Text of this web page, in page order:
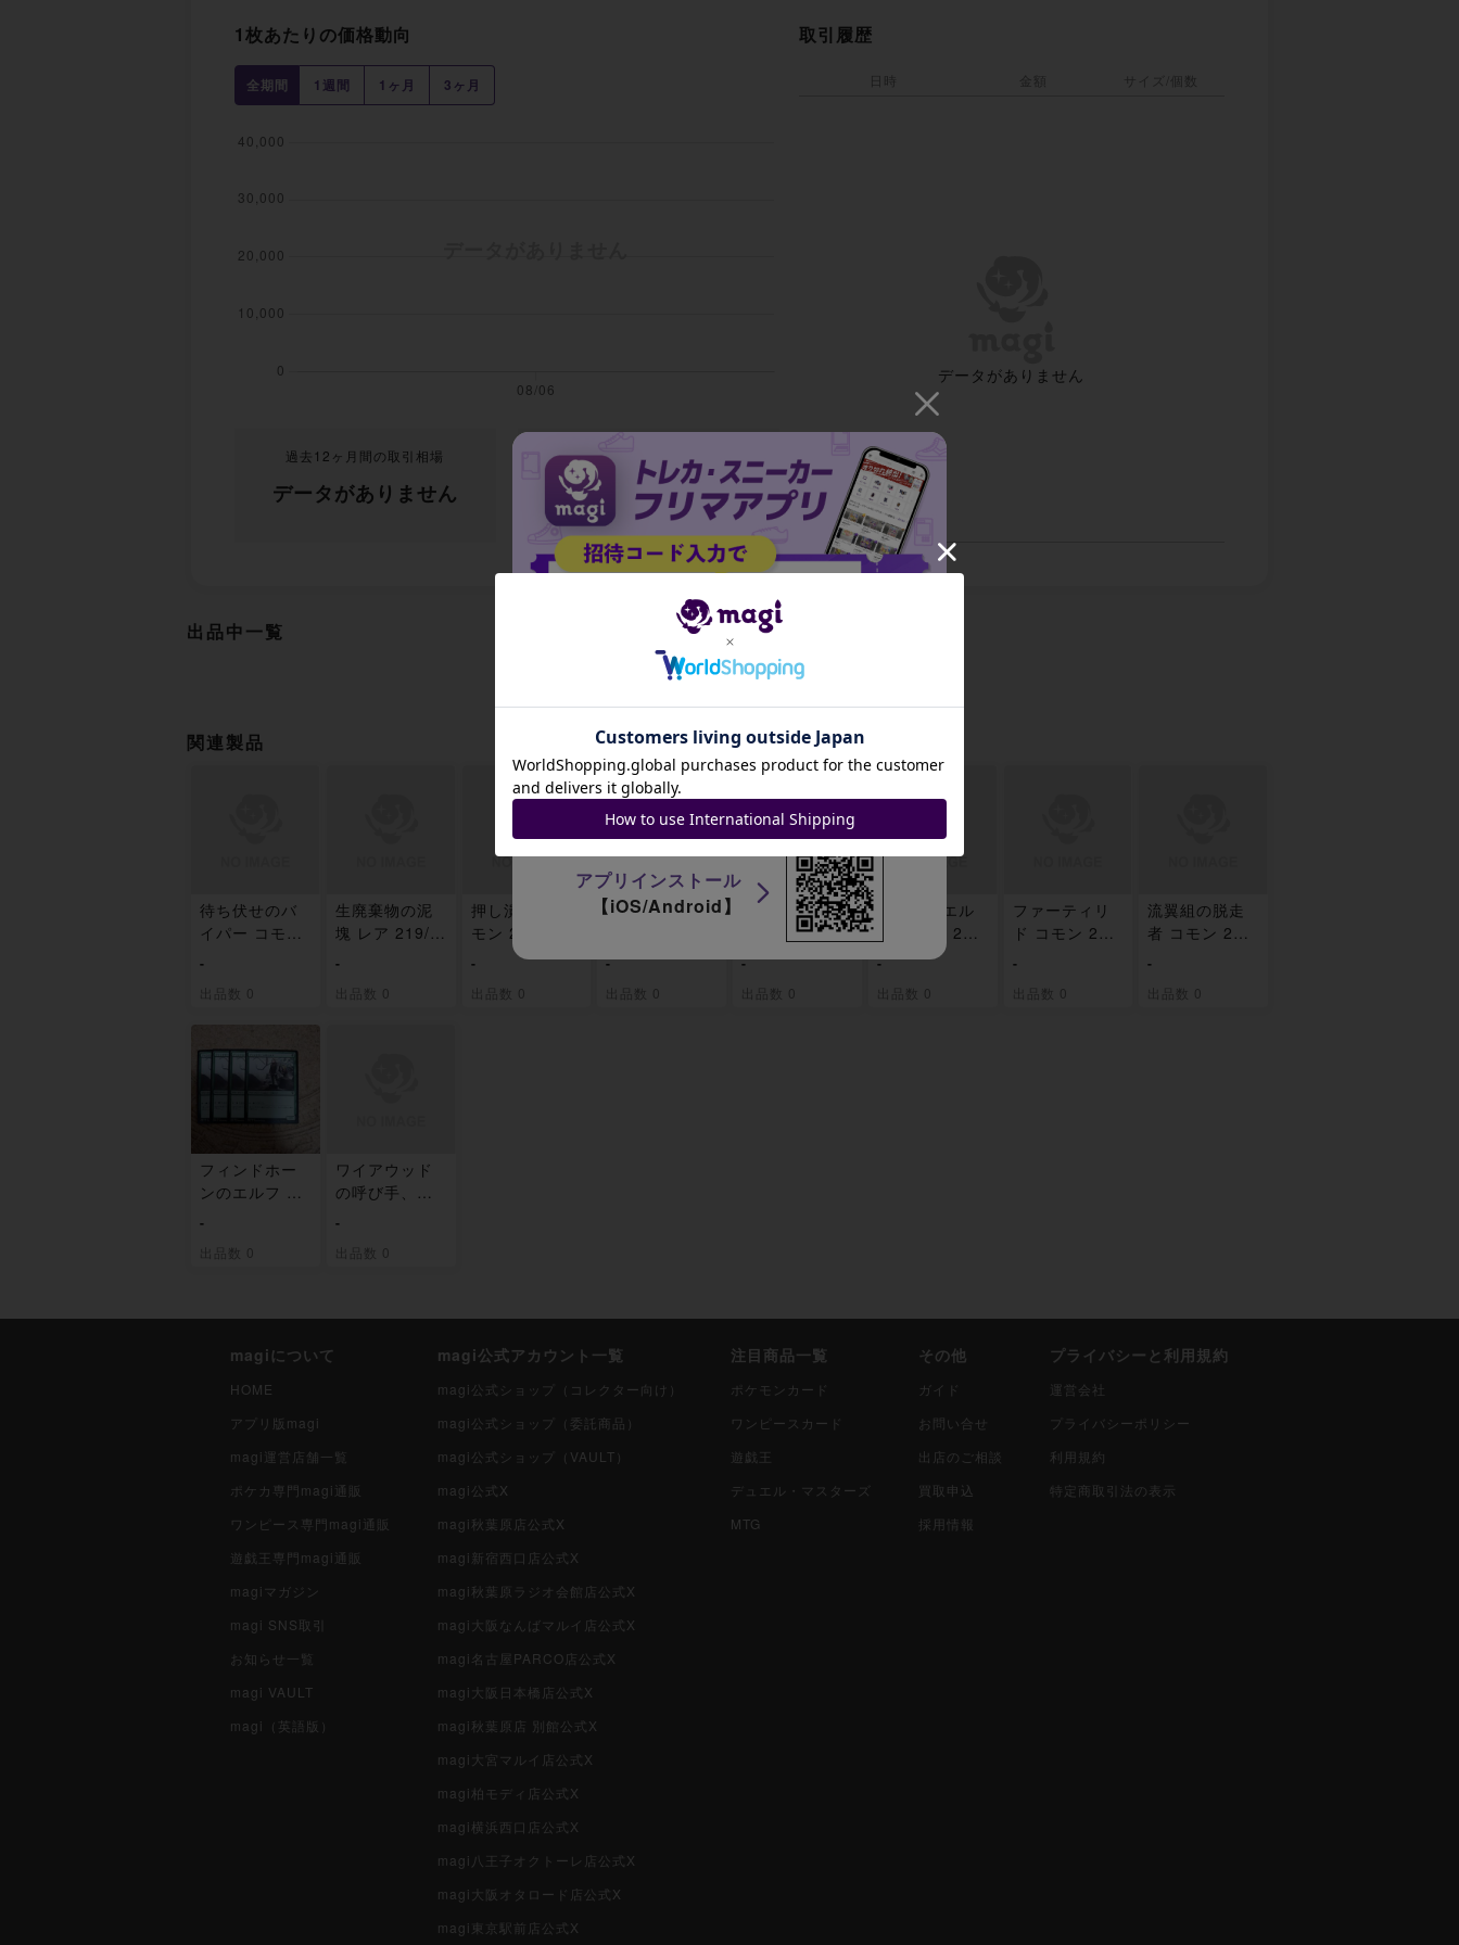
1枚あたりの価格動向
全期間 1週間 1ヶ月 3ヶ月
過去12ヶ月間の取引相場
データがありません
全期間の平均取引額
データがありません
取引履歴
日時 金額 サイズ/個数
データがありません
出品中一覧
出品がありません
関連製品
待ち伏せのバ
イパー コモン
-
出品数 0
生廃棄物の泥
塊 レア 219/3
-
出品数 0
押し潰す蔦 コ
モン 221/361
-
出品数 0
明けの林の主
-
出品数 0
トレストの随
員 コモン 224/
361
-
出品数 0
彼方地のエル
フ コモン 225/
361
-
出品数 0
ファーティリ
ド コモン 226/
-
出品数 0
流翼組の脱走
者 コモン 227/
-
出品数 0
フィンドホー
ンのエルフ コ
-
出品数 0
ワイアウッド
の呼び手、ギ
-
出品数 0
magiについて
HOME
アプリ版magi
magi運営店舗一覧
ポケカ専門magi通販
ワンピース専門magi通販
遊戯王専門magi通販
magiマガジン
magi SNS取引
お知らせ一覧
magi VAULT
magi（英語版）
magi公式アカウント一覧
magi公式ショップ（コレクター向け）
magi公式ショップ（委託商品）
magi公式ショップ（VAULT）
magi公式X
magi秋葉原店公式X
magi新宿西口店公式X
magi秋葉原ラジオ会館店公式X
magi大阪なんばマルイ店公式X
magi名古屋PARCO店公式X
magi大阪日本橋店公式X
magi秋葉原店 別館公式X
magi大宮マルイ店公式X
magi柏モディ店公式X
magi横浜西口店公式X
magi八王子オクトーレ店公式X
magi大阪オタロード店公式X
magi東京駅前店公式X
注目商品一覧
ポケモンカード
ワンピースカード
遊戯王
デュエル・マスターズ
MTG
その他
ガイド
お問い合せ
出店のご相談
買取申込
採用情報
プライバシーと利用規約
運営会社
プライバシーポリシー
利用規約
特定商取引法の表示
招待コード
JA9XS8
アプリインストール
【iOS/Android】